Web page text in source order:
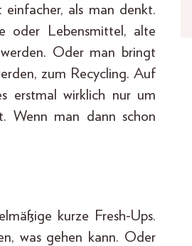
als man denkt.
oder Lebensmittel, alte
Oder man bringt
zum Recycling. Auf
erstmal wirklich nur um
Wenn man dann schon
kurze Fresh-Ups.
was gehen kann. Oder